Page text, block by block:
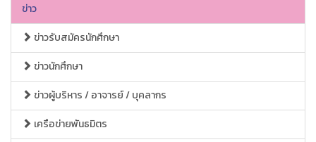
ข่าว
ข่าวรับสมัครนักศึกษา
ข่าวนักศึกษา
ข่าวผู้บริหาร / อาจารย์ / บุคลากร
เครือข่ายพันธมิตร